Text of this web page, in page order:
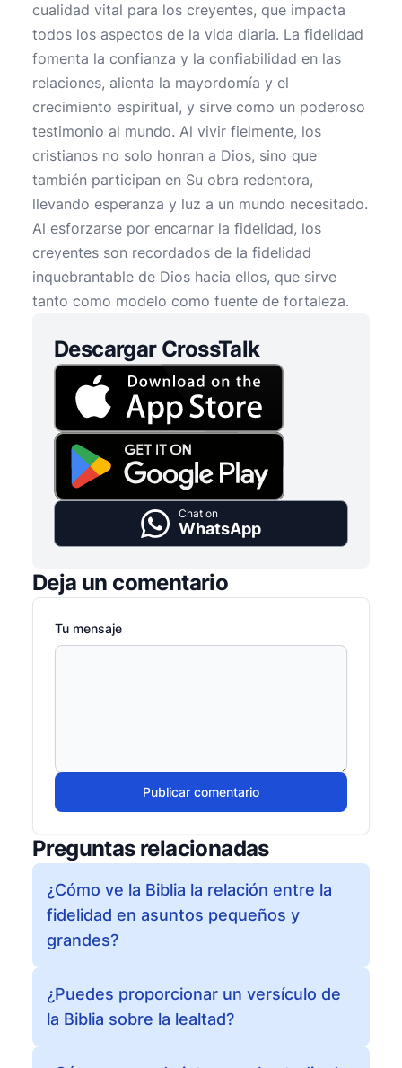
cualidad vital para los creyentes, que impacta
todos los aspectos de la vida diaria. La fidelidad
fomenta la confianza y la confiabilidad en las
relaciones, alienta la mayordomía y el
crecimiento espiritual, y sirve como un poderoso
testimonio al mundo. Al vivir fielmente, los
cristianos no solo honran a Dios, sino que
también participan en Su obra redentora,
llevando esperanza y luz a un mundo necesitado.
Al esforzarse por encarnar la fidelidad, los
creyentes son recordados de la fidelidad
inquebrantable de Dios hacia ellos, que sirve
tanto como modelo como fuente de fortaleza.
Descargar CrossTalk
Chat on
WhatsApp
Deja un comentario
Tu mensaje
Publicar comentario
Preguntas relacionadas
¿Cómo ve la Biblia la relación entre la
fidelidad en asuntos pequeños y
grandes?
¿Puedes proporcionar un versículo de
la Biblia sobre la lealtad?